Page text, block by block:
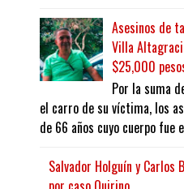
Asesinos de
Villa
$25,000
Por la suma
el carro de su víctima, los
de 66 años cuyo cuerpo fue
Salvador Holguín y Carlos